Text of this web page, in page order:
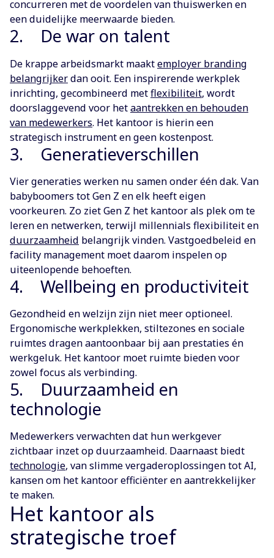
concurreren met de voordelen van thuiswerken en
een duidelijke meerwaarde bieden.
2. De war on talent
De krappe arbeidsmarkt maaktemployer branding
belangrijkerdan ooit. Een inspirerende werkplek
inrichting, gecombineerd metflexibiliteit, wordt
doorslaggevend voor hetaantrekken en behouden
van medewerkers. Het kantoor is hierin een
strategisch instrument en geen kostenpost.
3. Generatieverschillen
Vier generaties werken nu samen onder één dak. Van
babyboomers tot Gen Z en elk heeft eigen
voorkeuren. Zo ziet Gen Z het kantoor als plek om te
leren en netwerken, terwijl millennials flexibiliteit en
duurzaamheid belangrijk vinden. Vastgoedbeleid en
facility management moet daarom inspelen op
uiteenlopende behoeften.
4. Wellbeing en productiviteit
Gezondheid en welzijn zijn niet meer optioneel.
Ergonomische werkplekken, stiltezones en sociale
ruimtes dragen aantoonbaar bij aan prestaties én
werkgeluk. Het kantoor moet ruimte bieden voor
zowel focus als verbinding.
5. Duurzaamheid en
technologie
Medewerkers verwachten dat hun werkgever
zichtbaar inzet op duurzaamheid. Daarnaast biedt
technologie, van slimme vergaderoplossingen tot AI,
kansen om het kantoor efficiënter en aantrekkelijker
te maken.
Het kantoor als
strategische troef